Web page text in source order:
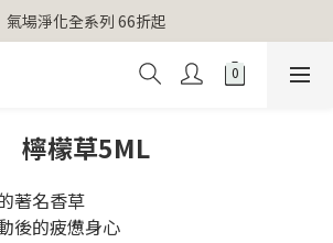
消費 不限金額 即送 香遇熊超人行李吊牌
氣場淨化全系列 66折起
消費 不限金額 即送 香遇熊超人行李吊牌
檸檬草5ML
著名香草
後的疲憊身心